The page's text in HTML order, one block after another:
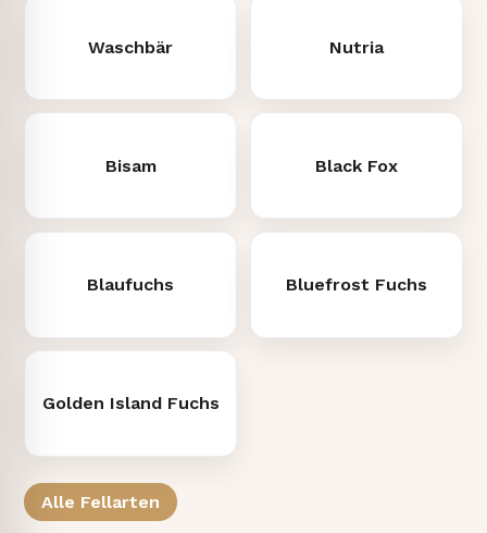
Waschbär Nutria
Bisam Black Fox
Blaufuchs Bluefrost Fuchs
Golden Island Fuchs
Alle Fellarten